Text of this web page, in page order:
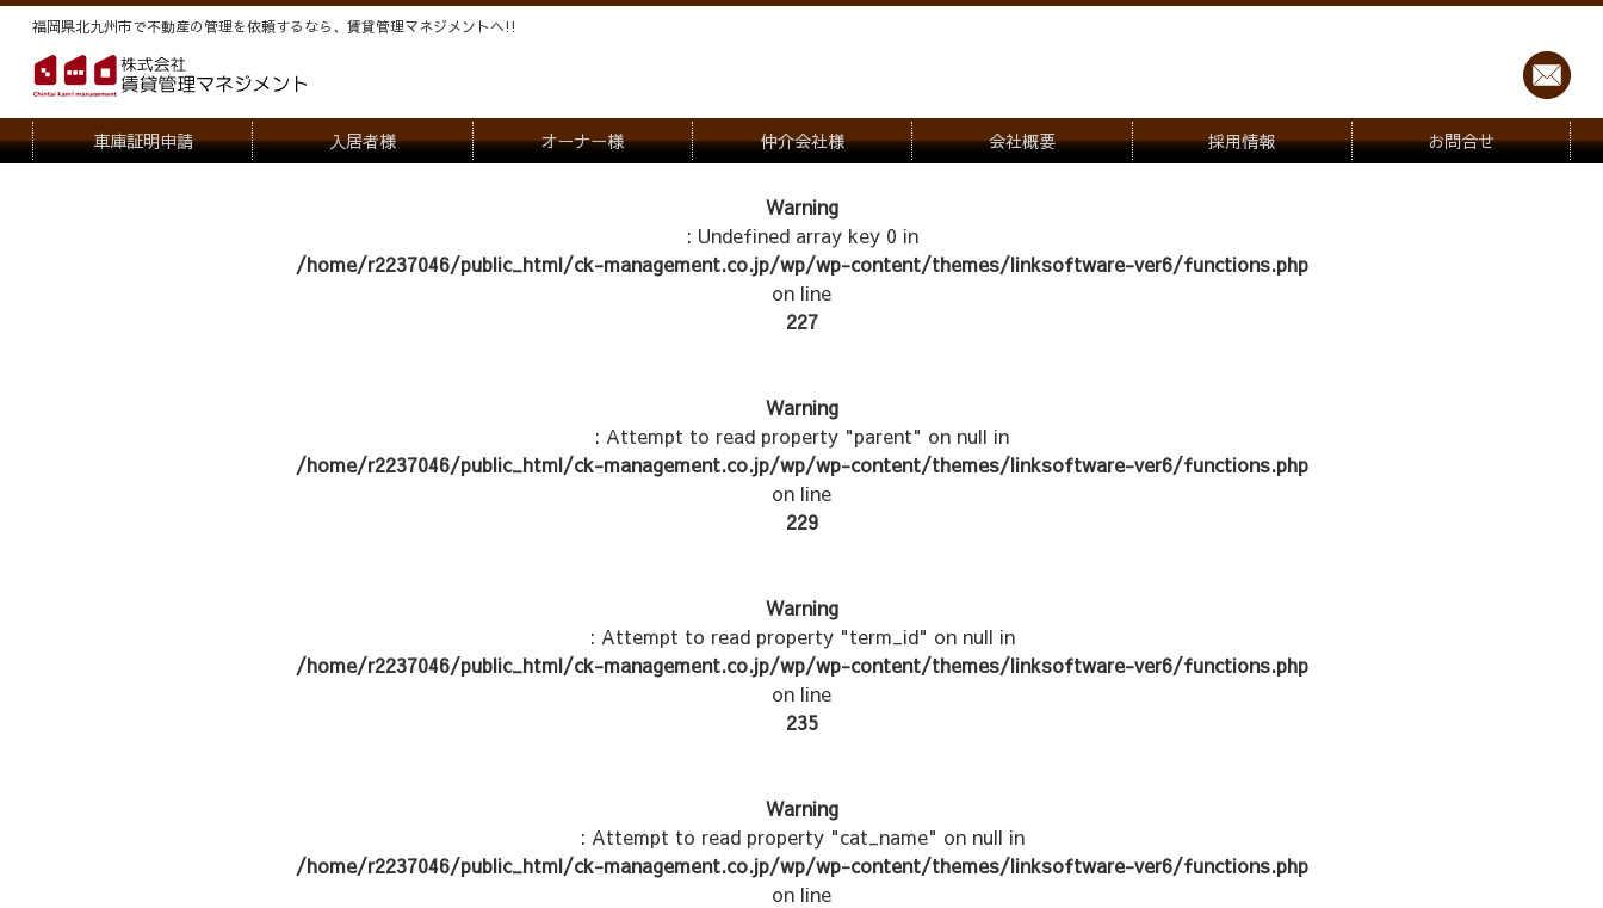
福岡県北九州市で不動産の管理を依頼するなら、賃貸管理マネジメントヘ!!
車庫証明申請 入居者様 オーナー様 仲介会社様
物件写真
管理物件紹介
会社概要 採用情報 お問合せ
Warning
: Undefined array key 0 in
/home/r2237046/public_html/ck-management.co.jp/wp/wp-content/themes/linksoftware-ver6/functions.php
on line
227
Warning
: Attempt to read property "parent" on null in
/home/r2237046/public_html/ck-management.co.jp/wp/wp-content/themes/linksoftware-ver6/functions.php
on line
229
Warning
: Attempt to read property "term_id" on null in
/home/r2237046/public_html/ck-management.co.jp/wp/wp-content/themes/linksoftware-ver6/functions.php
on line
235
Warning
: Attempt to read property "cat_name" on null in
/home/r2237046/public_html/ck-management.co.jp/wp/wp-content/themes/linksoftware-ver6/functions.php
on line